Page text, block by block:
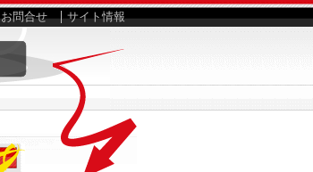
お問合せ サイト情報